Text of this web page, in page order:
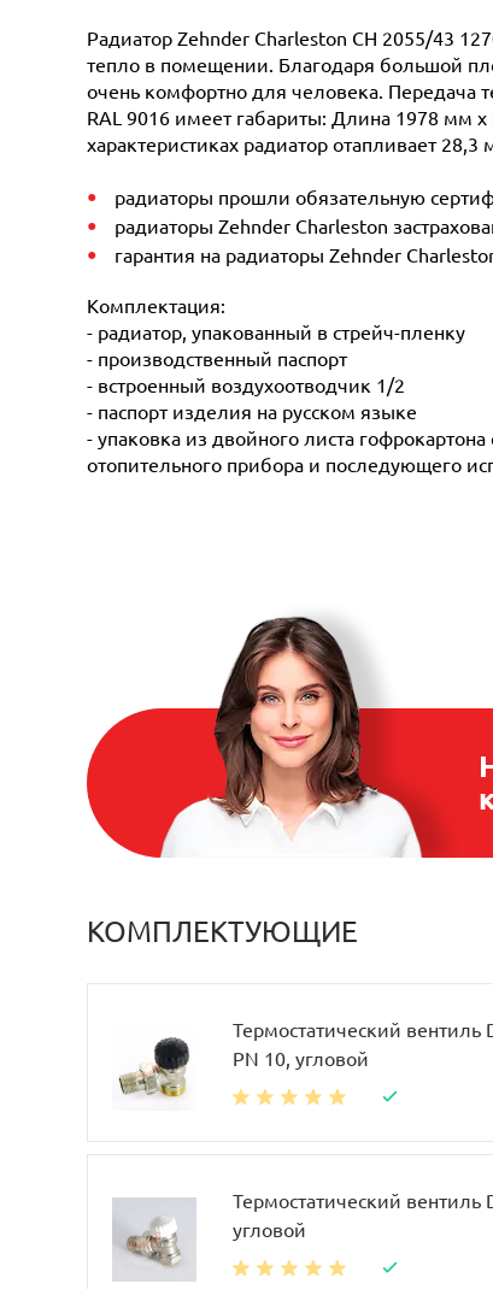
Радиатор Zehnder Charleston CH 2055/43
тепло в помещении. Благодаря большой
очень комфортно для человека. Передача
RAL 9016 имеет габариты: Длина 1978 мм
характеристиках радиатор отапливает
радиаторы прошли обязательную
радиаторы Zehnder Charleston
гарантия на радиаторы Zehnder
Комплектация:
- радиатор, упакованный в стрейч-пленку
- производственный паспорт
- встроенный воздухоотводчик 1/2
- паспорт изделия на русском языке
- упаковка из двойного листа
отопительного прибора и последующего
КОМПЛЕКТУЮЩИЕ
Термостатический вентиль
PN 10, угловой
Термостатический вентиль
угловой